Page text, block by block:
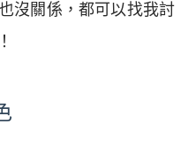
沒關係，都可以找我討